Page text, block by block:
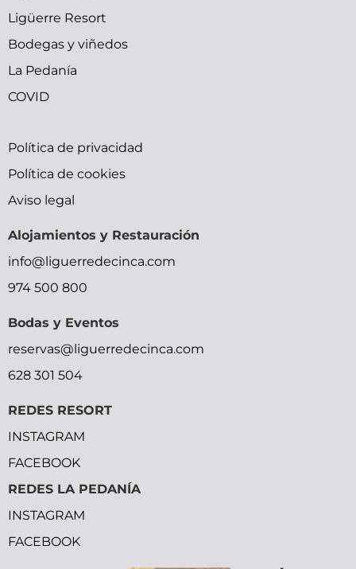
Ligüerre Resort
Bodegas y viñedos
La Pedanía
COVID
bfxxx
x
ymlporn
bihar
xxx
video
small
tits
pornolienx.com
malu
trap
doujin
moe
okhentai
shadow
lady
street
fighter
indian
gilma
hardcore-
videos
video
bp
picture
sunny
leone
sexy
movie
moocrh
bhabhi
devar
bf
Política de privacidad
Política de cookies
Aviso legal
Alojamientos y Restauración
info@liguerredecinca.com
974 500 800
Bodas y Eventos
reservas@liguerredecinca.com
628 301 504
REDES RESORT
INSTAGRAM
FACEBOOK
REDES LA PEDANÍA
INSTAGRAM
FACEBOOK